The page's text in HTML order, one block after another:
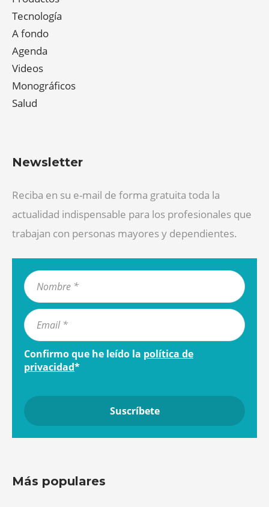
Tecnología
A fondo
Agenda
Videos
Monográficos
Salud
Newsletter
Reciba en su e-mail de forma gratuita toda la
actualidad indispensable para los profesionales que
trabajan con personas mayores y dependientes.
Confirmo que he leído la política de
privacidad*
Más populares